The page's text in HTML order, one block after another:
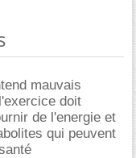
mauvais
doit
de l'energie et
qui peuvent